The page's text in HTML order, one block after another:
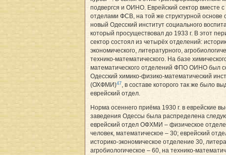
подвергся и ОИНО. Еврейский сектор вместе с
отделами ФСВ, на той же структурной основе
новый Одесский институт социального
который просуществовал до 1933 г. В этот
сектор состоял из четырёх отделений:
экономического, литературного,
технико-математического. На базе
математического отделений ФПО ОИНО был
Одесский химико-физико-математический
(ОХФМИ)47, в составе которого так же было
еврейский отдел.
Норма осеннего приёма 1930 г. в еврейские
заведения Одессы была распределена
еврейский отдел ОФХМИ – физическое
человек, математическое – 30; еврейский
историко-экономическое отделение 30,
агробиологическое – 60, на технико-